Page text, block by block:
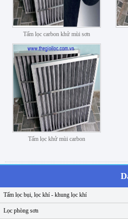
Tấm lọc carbon khử mùi sơn
Tấm lọc khử mùi carbon
Tấm lọc bụi, lọc khí - khung lọc khí
Lọc phòng sơn